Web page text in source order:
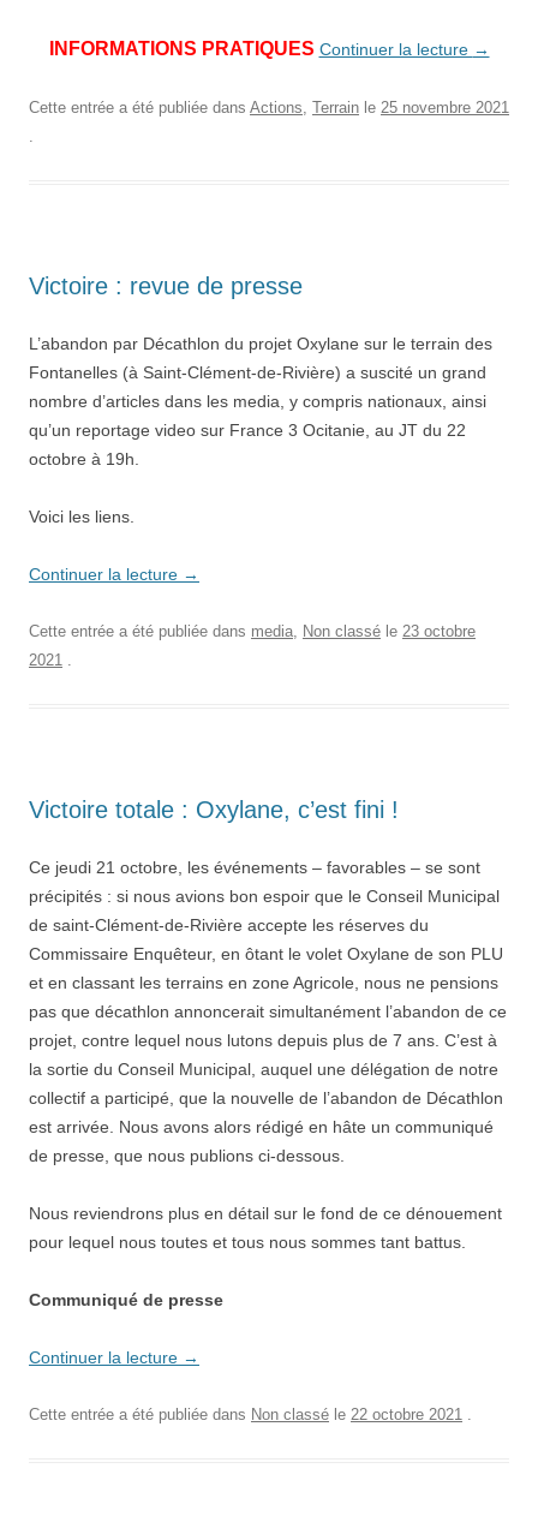
INFORMATIONS PRATIQUES Continuer la lecture →
Cette entrée a été publiée dans Actions, Terrain le 25 novembre 2021
.
Victoire : revue de presse
L’abandon par Décathlon du projet Oxylane sur le terrain des
Fontanelles (à Saint-Clément-de-Rivière) a suscité un grand
nombre d’articles dans les media, y compris nationaux, ainsi
qu’un reportage video sur France 3 Ocitanie, au JT du 22
octobre à 19h.
Voici les liens.
Continuer la lecture →
Cette entrée a été publiée dans media, Non classé le 23 octobre
2021 .
Victoire totale : Oxylane, c’est fini !
Ce jeudi 21 octobre, les événements – favorables – se sont
précipités : si nous avions bon espoir que le Conseil Municipal
de saint-Clément-de-Rivière accepte les réserves du
Commissaire Enquêteur, en ôtant le volet Oxylane de son PLU
et en classant les terrains en zone Agricole, nous ne pensions
pas que décathlon annoncerait simultanément l’abandon de ce
projet, contre lequel nous lutons depuis plus de 7 ans. C’est à
la sortie du Conseil Municipal, auquel une délégation de notre
collectif a participé, que la nouvelle de l’abandon de Décathlon
est arrivée. Nous avons alors rédigé en hâte un communiqué
de presse, que nous publions ci-dessous.
Nous reviendrons plus en détail sur le fond de ce dénouement
pour lequel nous toutes et tous nous sommes tant battus.
Communiqué de presse
Continuer la lecture →
Cette entrée a été publiée dans Non classé le 22 octobre 2021 .